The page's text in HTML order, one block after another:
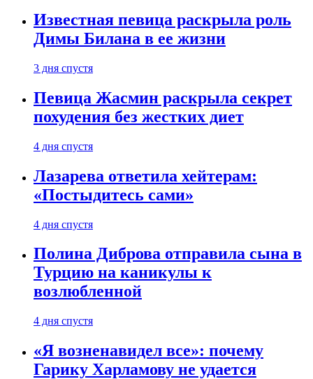
Известная певица раскрыла роль
Димы Билана в ее жизни
3 дня спустя
Певица Жасмин раскрыла секрет
похудения без жестких диет
4 дня спустя
Лазарева ответила хейтерам:
«Постыдитесь сами»
4 дня спустя
Полина Диброва отправила сына в
Турцию на каникулы к
возлюбленной
4 дня спустя
«Я возненавидел все»: почему
Гарику Харламову не удается